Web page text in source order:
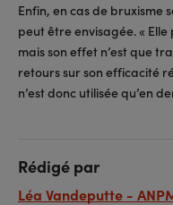
Enfin, en cas de bruxisme
peut être envisagée. «
mais son effet n’est que
retours sur son efficacité
n’est donc utilisée qu’en
Rédigé par
Léa Vandeputte -